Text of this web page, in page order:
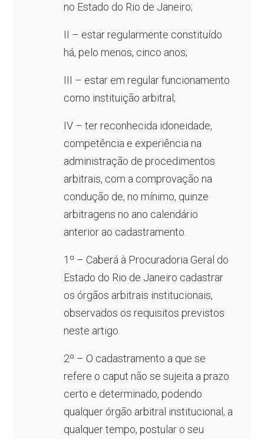
no Estado do Rio de Janeiro;
II – estar regularmente constituído
há, pelo menos, cinco anos;
III – estar em regular funcionamento
como instituição arbitral;
IV – ter reconhecida idoneidade,
competência e experiência na
administração de procedimentos
arbitrais, com a comprovação na
condução de, no mínimo, quinze
arbitragens no ano calendário
anterior ao cadastramento.
1º – Caberá à Procuradoria Geral do
Estado do Rio de Janeiro cadastrar
os órgãos arbitrais institucionais,
observados os requisitos previstos
neste artigo.
2º – O cadastramento a que se
refere o caput não se sujeita a prazo
certo e determinado, podendo
qualquer órgão arbitral institucional, a
qualquer tempo, postular o seu